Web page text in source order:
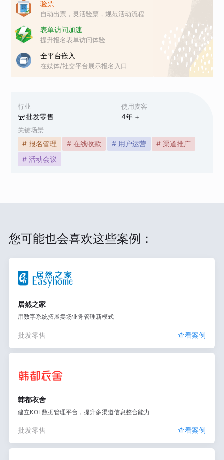
行业
批发零售
使用麦客
4年 +
关键场景
# 报名管理 # 在线收款 # 用户运营
# 渠道推广
# 活动会议
验票
自动出票，灵活验票，规范活动流程
表单访问加速
提升报名表单访问体验
全平台嵌入
在媒体/社交平台展示报名入口
您可能也会喜欢这些案例：
居然之家
用数字系统拓展卖场业务管理新模式
批发零售 查看案例
韩都衣舍
建立KOL数据管理平台，提升多渠道信息整合能力
批发零售 查看案例